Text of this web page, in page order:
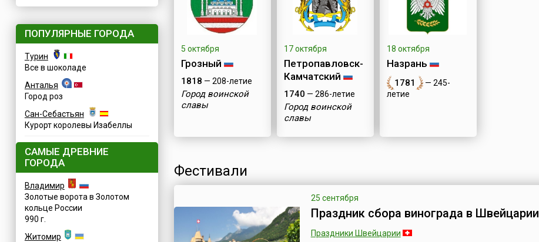
ПОПУЛЯРНЫЕ ГОРОДА
Турин
Все в шоколаде
Анталья
Город роз
Сан-Себастьян
Курорт королевы Изабеллы
САМЫЕ ДРЕВНИЕ
ГОРОДА
Владимир
Золотые ворота в Золотом
кольце России
990 г.
Житомир
5 октября
Грозный
1818 — 208-летие
Город воинской
славы
17 октября
Петропавловск-
Камчатский
1740 — 286-летие
Город воинской
славы
18 октября
Назрань
1781
— 245-
летие
Фестивали
25 сентября
Праздник сбора винограда в Швейцарии
Праздники Швейцарии